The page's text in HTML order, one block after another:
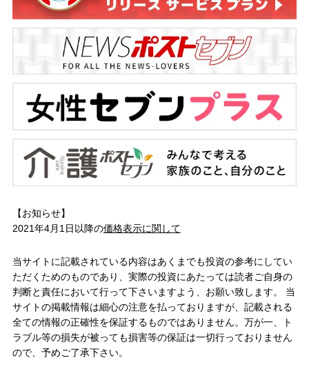
【お知らせ】
2021年4月1日以降の価格表示に関して
当サイトに記載されている内容はあくまでも投資の参考にしてい
ただくためのものであり、実際の投資にあたっては読者ご自身の
判断と責任において行って下さいますよう、お願い致します。 当
サイトの掲載情報は細心の注意を払っておりますが、記載される
全ての情報の正確性を保証するものではありません。万が一、ト
ラブル等の損失が被っても損害等の保証は一切行っておりません
ので、予めご了承下さい。